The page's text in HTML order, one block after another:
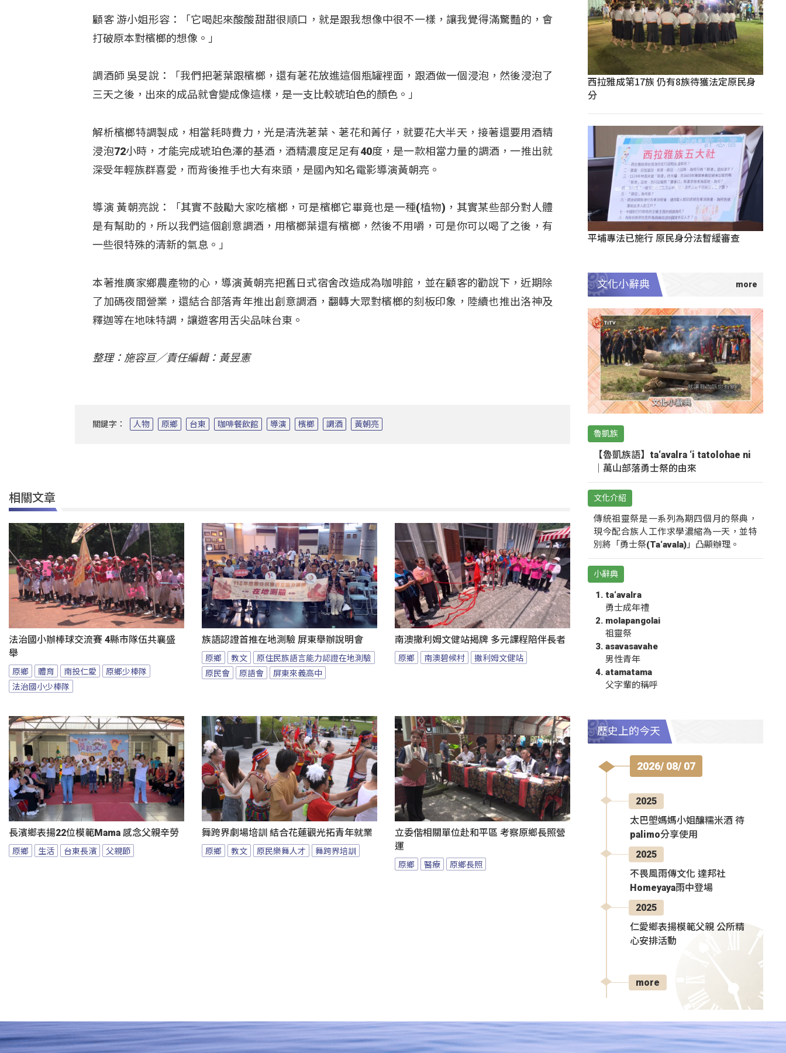
顧客 游小姐形容：「它喝起來酸酸甜甜很順口，就是跟我想像中很不一樣，讓我覺得滿驚豔的，會
打破原本對檳榔的想像。」
調酒師 吳旻說：「我們把荖葉跟檳榔，還有荖花放進這個瓶罐裡面，跟酒做一個浸泡，然後浸泡了
三天之後，出來的成品就會變成像這樣，是一支比較琥珀色的顏色。」
解析檳榔特調製成，相當耗時費力，光是清洗荖葉、荖花和菁仔，就要花大半天，接著還要用酒精
浸泡72小時，才能完成琥珀色澤的基酒，酒精濃度足足有40度，是一款相當力量的調酒，一推出就
深受年輕族群喜愛，而背後推手也大有來頭，是國內知名電影導演黃朝亮。
導演 黃朝亮說：「其實不鼓勵大家吃檳榔，可是檳榔它畢竟也是一種(植物)，其實某些部分對人體
是有幫助的，所以我們這個創意調酒，用檳榔葉還有檳榔，然後不用嚼，可是你可以喝了之後，有
一些很特殊的清新的氣息。」
本著推廣家鄉農產物的心，導演黃朝亮把舊日式宿舍改造成為咖啡館，並在顧客的勸說下，近期除
了加碼夜間營業，還結合部落青年推出創意調酒，翻轉大眾對檳榔的刻板印象，陸續也推出洛神及
釋迦等在地味特調，讓遊客用舌尖品味台東。
整理：施容亘／責任編輯：黃昱憲
關鍵字： 人物 原鄉 台東 咖啡餐飲館 導演 檳榔 調酒 黃朝亮
相關文章
法治國小辦棒球交流賽 4縣市隊伍共襄盛
舉
原鄉 體育 南投仁愛
原鄉少棒隊
法治國小少棒隊
族語認證首推在地測驗 屏東舉辦說明會
原鄉 教文
原住民族語言能力認證在地測驗
原民會
原語會 屏東來義高中
南澳撒利姆文健站揭牌 多元課程陪伴長者
原鄉 南澳碧候村 撒利姆文健站
長濱鄉表揚22位模範Mama 感念父親辛勞
原鄉 生活 台東長濱 父親節
舞跨界劇場培訓 結合花蓮觀光拓青年就業
原鄉 教文 原民樂舞人才 舞跨界培訓
立委偕相關單位赴和平區 考察原鄉長照營
運
原鄉 醫療 原鄉長照
西拉雅成第17族 仍有8族待獲法定原民身
分
平埔專法已施行 原民身分法暫緩審查
文化小辭典
魯凱族
【魯凱族語】ta‘avalra ‘i tatolohae ni
｜萬山部落勇士祭的由來
文化介紹
傳統祖靈祭是一系列為期四個月的祭典，
現今配合族人工作求學濃縮為一天，並特
別將「勇士祭(Ta‘avala)」凸顯辦理。
小辭典
ta‘avalra
勇士成年禮
molapangolai
祖靈祭
asavasavahe
男性青年
atamatama
父字輩的稱呼
歷史上的今天
2026/ 08/ 07
2025
太巴塱媽媽小姐釀糯米酒 待
palimo分享使用
2025
不畏風雨傳文化 達邦社
Homeyaya雨中登場
2025
仁愛鄉表揚模範父親 公所精
心安排活動
more